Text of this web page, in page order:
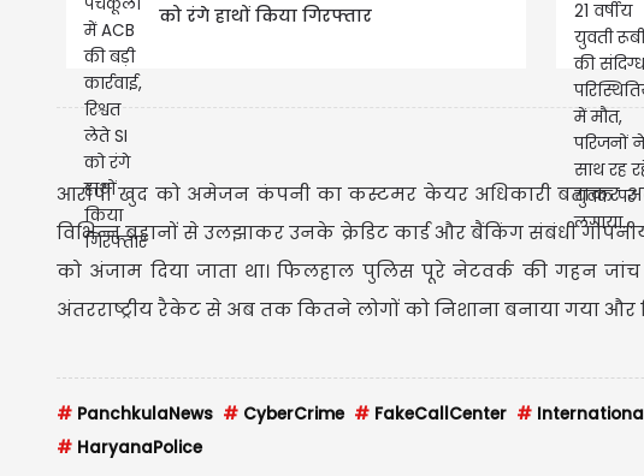
को रंगे हाथों किया गिरफ्तार
आरोपी खुद को अमेजन कंपनी का कस्टमर केयर अधिकारी बताकर
विभिन्न बहानों से उलझाकर उनके क्रेडिट कार्ड और बैंकिंग संबंधी
को अंजाम दिया जाता था। फिलहाल पुलिस पूरे नेटवर्क की गहन
अंतरराष्ट्रीय रैकेट से अब तक कितने लोगों को निशाना बनाया गया
# PanchkulaNews # CyberCrime # FakeCallCenter #
# HaryanaPolice